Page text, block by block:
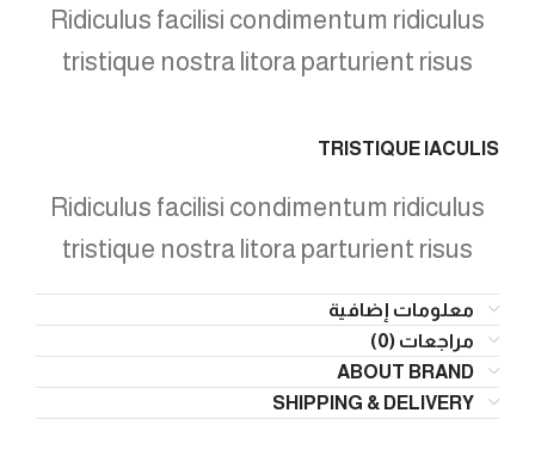
Ridiculus facilisi condimentum ridiculus
tristique nostra litora parturient risus
TRISTIQUE IACULIS
Ridiculus facilisi condimentum ridiculus
tristique nostra litora parturient risus
معلومات إضافية
مراجعات (0)
ABOUT BRAND
SHIPPING & DELIVERY